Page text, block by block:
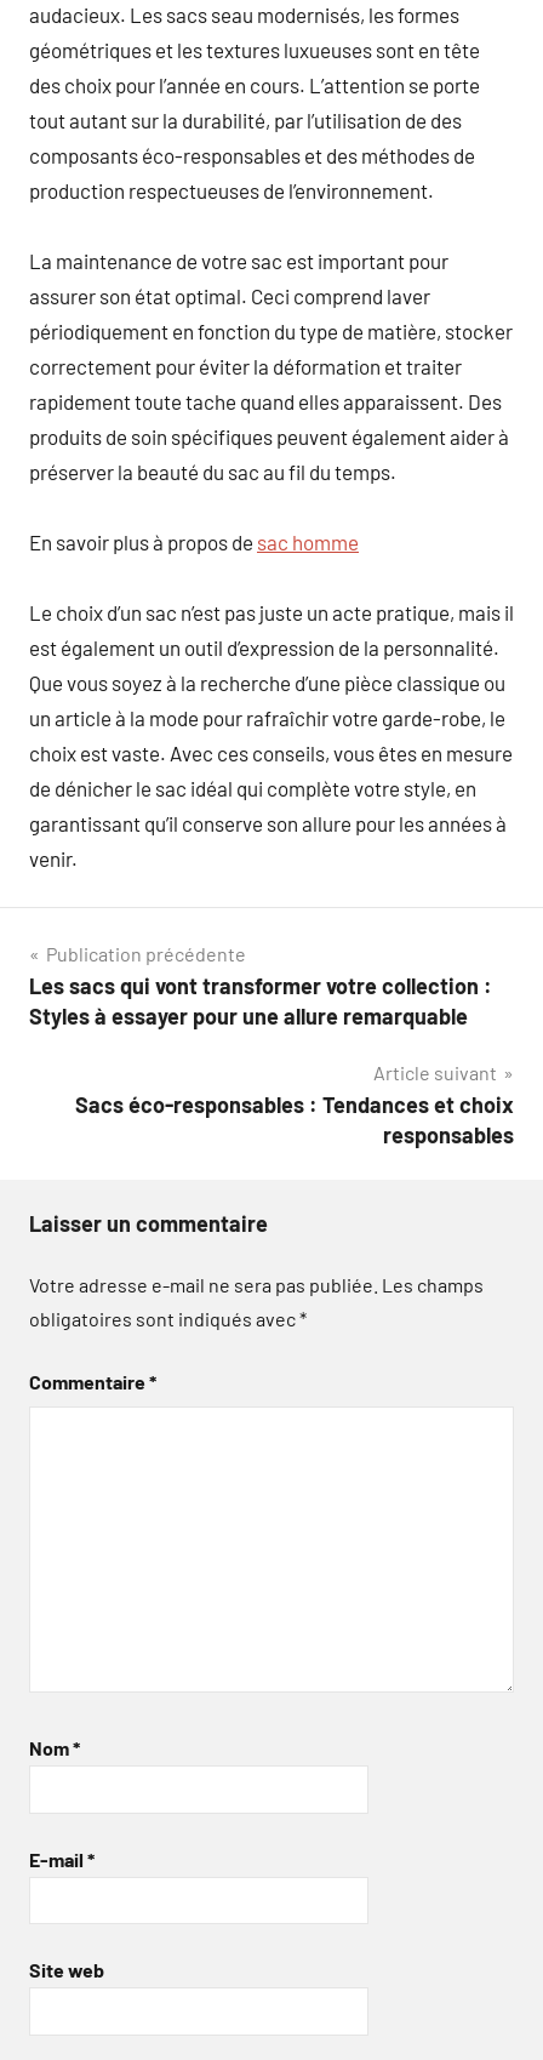
audacieux. Les sacs seau modernisés, les formes
géométriques et les textures luxueuses sont en tête
des choix pour l’année en cours. L’attention se porte
tout autant sur la durabilité, par l’utilisation de des
composants éco-responsables et des méthodes de
production respectueuses de l’environnement.
La maintenance de votre sac est important pour
assurer son état optimal. Ceci comprend laver
périodiquement en fonction du type de matière, stocker
correctement pour éviter la déformation et traiter
rapidement toute tache quand elles apparaissent. Des
produits de soin spécifiques peuvent également aider à
préserver la beauté du sac au fil du temps.
En savoir plus à propos de sac homme
Le choix d’un sac n’est pas juste un acte pratique, mais il
est également un outil d’expression de la personnalité.
Que vous soyez à la recherche d’une pièce classique ou
un article à la mode pour rafraîchir votre garde-robe, le
choix est vaste. Avec ces conseils, vous êtes en mesure
de dénicher le sac idéal qui complète votre style, en
garantissant qu’il conserve son allure pour les années à
venir.
Navigation
de
Publication précédente
Les sacs qui vont transformer votre collection :
Styles à essayer pour une allure remarquable
Article suivant
Sacs éco-responsables : Tendances et choix
responsables
Laisser un commentaire
Votre adresse e-mail ne sera pas publiée. Les champs
obligatoires sont indiqués avec*
Commentaire*
Nom*
E-mail *
Site web